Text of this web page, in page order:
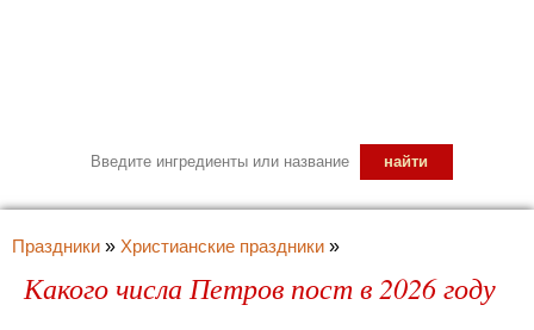
Праздники » Христианские праздники »
Какого числа Петров пост в 2026 году